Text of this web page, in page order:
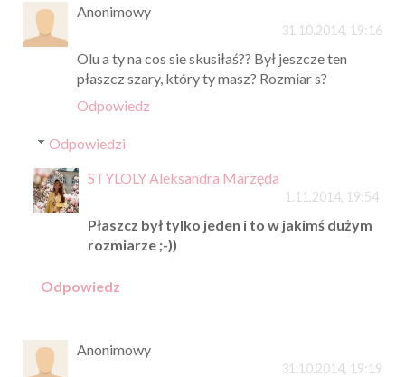
Anonimowy
31.10.2014, 19:16
Olu a ty na cos sie skusiłaś?? Był jeszcze ten
płaszcz szary, który ty masz? Rozmiar s?
Odpowiedz
Odpowiedzi
STYLOLY Aleksandra Marzęda
1.11.2014, 19:54
Płaszcz był tylko jeden i to w jakimś dużym
rozmiarze ;-))
Odpowiedz
Anonimowy
31.10.2014, 19:19